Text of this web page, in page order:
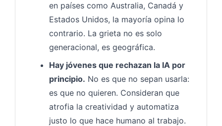
en países como Australia, Canadá y
Estados Unidos, la mayoría opina lo
contrario. La grieta no es solo
generacional, es geográfica.
Hay jóvenes que rechazan la IA por
principio. No es que no sepan usarla:
es que no quieren. Consideran que
atrofia la creatividad y automatiza
justo lo que hace humano al trabajo.